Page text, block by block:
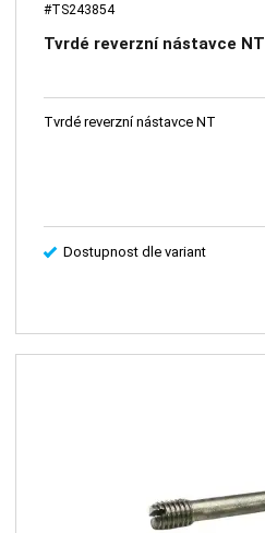
#TS243854
Tvrdé reverzní nástavce NT
Tvrdé reverzní nástavce NT
Dostupnost dle variant